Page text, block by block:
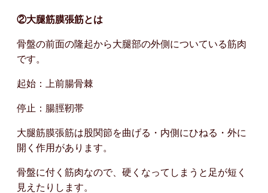
②大腿筋膜張筋とは
骨盤の前面の隆起から大腿部の外側についている筋肉
です。
起始：上前腸骨棘
停止：腸脛靭帯
大腿筋膜張筋は股関節を曲げる・内側にひねる・外に
開く作用があります。
骨盤に付く筋肉なので、硬くなってしまうと足が短く
見えたりします。